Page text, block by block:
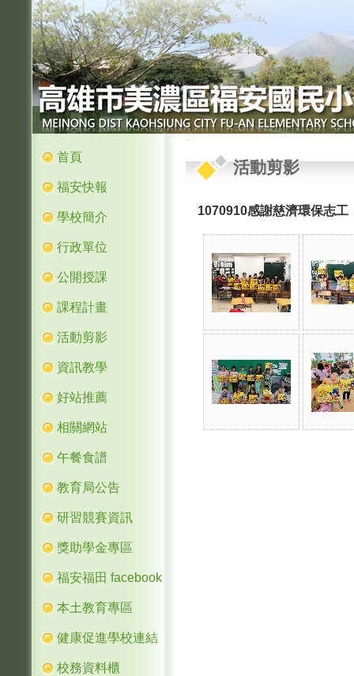
:::
首頁
福安快報
學校簡介
行政單位
公開授課
課程計畫
活動剪影
資訊教學
好站推薦
相關網站
午餐食譜
教育局公告
研習競賽資訊
獎助學金專區
福安福田 facebook
本土教育專區
健康促進學校連結
校務資料櫃
:::
活動剪影
1070910感謝慈濟環保志工